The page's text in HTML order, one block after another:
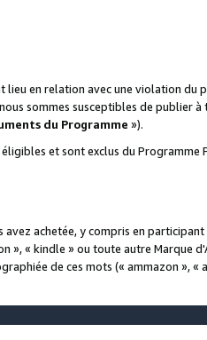
en relation avec une violation du
sommes susceptibles de publier
du Programme »).
et sont exclus du Programme
achetée, y compris en
», « kindle » ou toute autre Marque
de ces mots (« ammazon », «